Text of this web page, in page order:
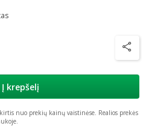
Į krepšelį
nuo prekių kainų vaistinėse. Realios prekės